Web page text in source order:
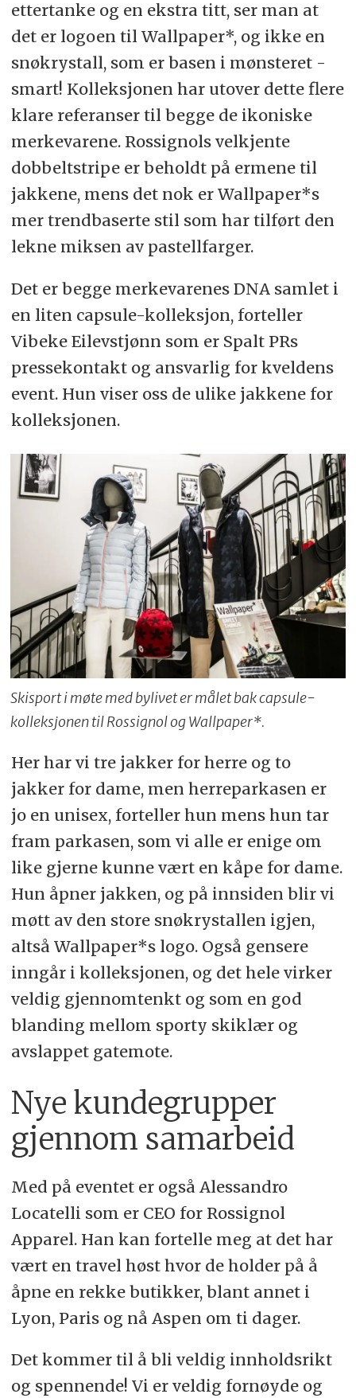
ettertanke og en ekstra titt, ser man at
det er logoen til Wallpaper*, og ikke en
snøkrystall, som er basen i mønsteret -
smart! Kolleksjonen har utover dette flere
klare referanser til begge de ikoniske
merkevarene. Rossignols velkjente
dobbeltstripe er beholdt på ermene til
jakkene, mens det nok er Wallpaper*s
mer trendbaserte stil som har tilført den
lekne miksen av pastellfarger.
Det er begge merkevarenes DNA samlet i
en liten capsule-kolleksjon, forteller
Vibeke Eilevstjønn som er Spalt PRs
pressekontakt og ansvarlig for kveldens
event. Hun viser oss de ulike jakkene for
kolleksjonen.
Skisport i møte med bylivet er målet bak capsule-
kolleksjonen til Rossignol og Wallpaper*.
Her har vi tre jakker for herre og to
jakker for dame, men herreparkasen er
jo en unisex, forteller hun mens hun tar
fram parkasen, som vi alle er enige om
like gjerne kunne vært en kåpe for dame.
Hun åpner jakken, og på innsiden blir vi
møtt av den store snøkrystallen igjen,
altså Wallpaper*s logo. Også gensere
inngår i kolleksjonen, og det hele virker
veldig gjennomtenkt og som en god
blanding mellom sporty skiklær og
avslappet gatemote.
Nye kundegrupper
gjennom samarbeid
Med på eventet er også Alessandro
Locatelli som er CEO for Rossignol
Apparel. Han kan fortelle meg at det har
vært en travel høst hvor de holder på å
åpne en rekke butikker, blant annet i
Lyon, Paris og nå Aspen om ti dager.
Det kommer til å bli veldig innholdsrikt
og spennende! Vi er veldig fornøyde og